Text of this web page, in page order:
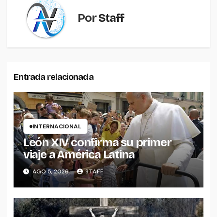
PorStaff
Entrada relacionada
INTERNACIONAL
León XIV confirma su primer
viaje a América Latina
AGO 5, 2026 STAFF